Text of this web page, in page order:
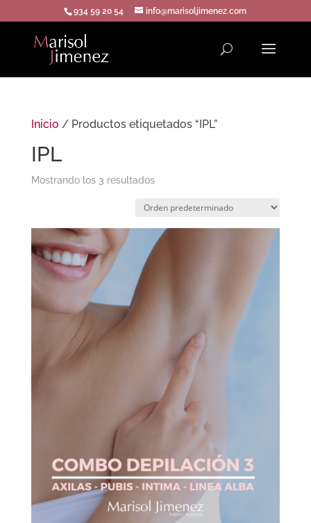
934 59 20 54 info@marisoljimenez.com
Inicio / Productos etiquetados “IPL”
IPL
Mostrando los 3 resultados